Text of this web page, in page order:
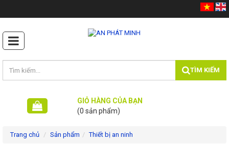
TÌM KIẾM
GIỎ HÀNG CỦA BẠN
(0 sản phẩm)
Trang chủ Sản phẩm Thiết bị an ninh